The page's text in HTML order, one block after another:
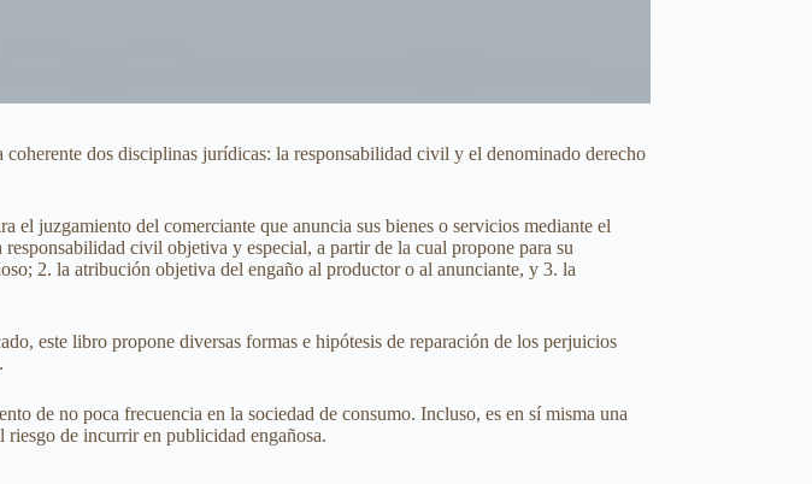
dos disciplinas jurídicas: la responsabilidad civil y el denominado derecho
el juzgamiento del comerciante que anuncia sus bienes o servicios mediante el
civil objetiva y especial, a partir de la cual propone para su
2. la atribución objetiva del engaño al productor o al anunciante, y 3. la
este libro propone diversas formas e hipótesis de reparación de los perjuicios
de no poca frecuencia en la sociedad de consumo. Incluso, es en sí misma una
riesgo de incurrir en publicidad engañosa.